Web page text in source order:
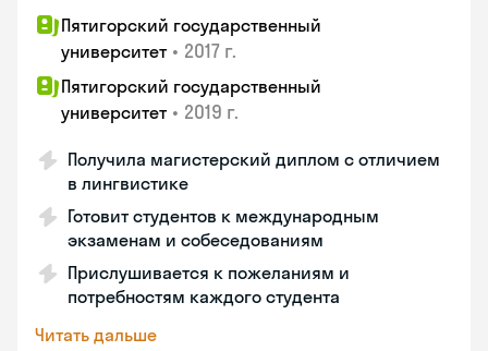
Пятигорский государственный
университет • 2017 г.
Пятигорский государственный
университет • 2019 г.
Получила магистерский диплом с отличием
в лингвистике
Готовит студентов к международным
экзаменам и собеседованиям
Прислушивается к пожеланиям и
потребностям каждого студента
Читать дальше